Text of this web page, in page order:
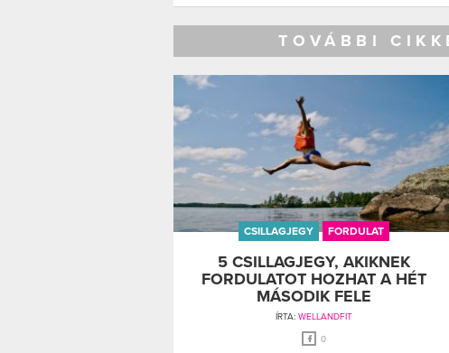
TOVÁBBI
CSILLAGJEGY FORDULAT
5 CSILLAGJEGY, AKIKNEK
FORDULATOT HOZHAT A HÉT
MÁSODIK FELE
ÍRTA: WELLANDFIT
0